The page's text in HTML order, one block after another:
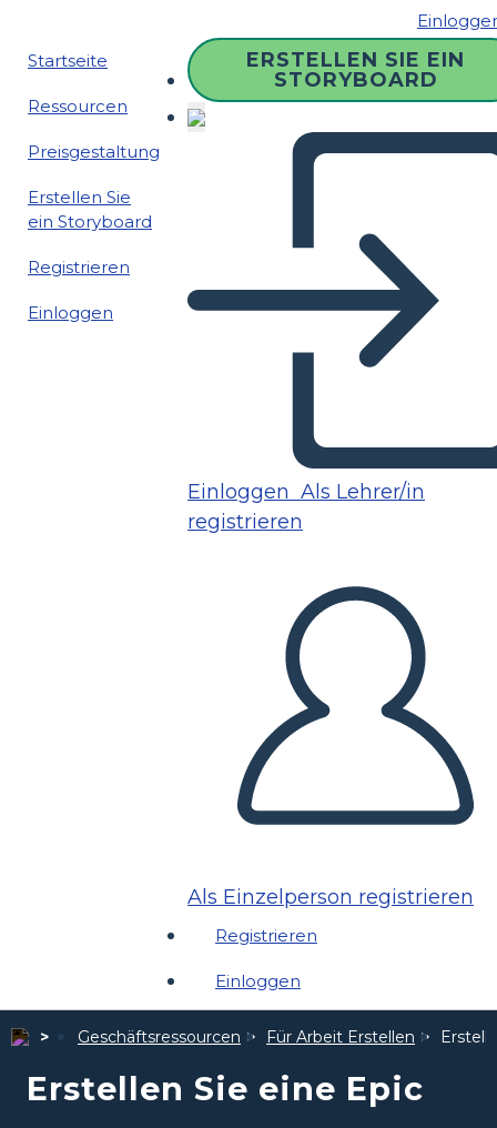
Startseite
Ressourcen
Preisgestaltung
Erstellen Sie
ein Storyboard
Registrieren
Einloggen
ERSTELLEN SIE EIN
STORYBOARD
Einloggen Als Lehrer/in
registrieren
Als Einzelperson registrieren
Registrieren
Einloggen
Geschäftsressourcen Für Arbeit Erstellen
Erstellen Sie eine Epic